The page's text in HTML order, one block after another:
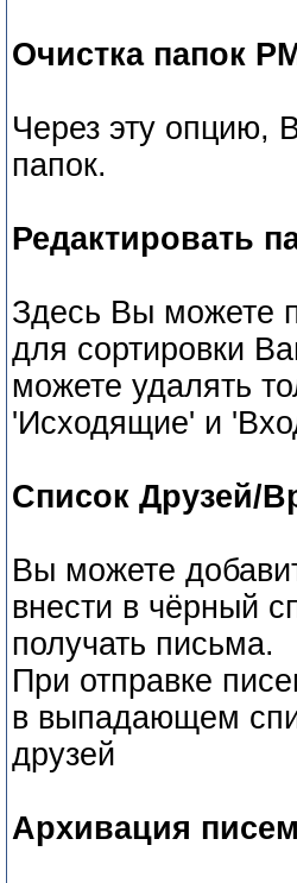
Очистка папок
Через эту опцию,
папок.
Редактировать
Здесь Вы можете
для сортировки
можете удалять
'Исходящие' и
Список Друзей/
Вы можете
внести в чёрный
получать письма.
При отправке
в выпадающем
друзей
Архивация писем